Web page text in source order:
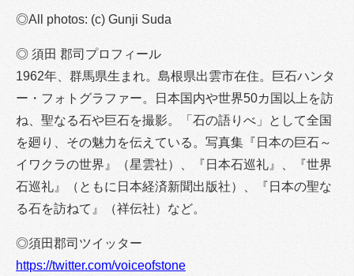
◎All photos: (c) Gunji Suda
◎ 須田 郡司プロフィール
1962年、群馬県生まれ。島根県出雲市在住。巨石ハンタ
ー・フォトグラファー。日本国内や世界50カ国以上を訪
ね、聖なる石や巨石を撮影。「石の語りべ」として全国
を廻り、その魅力を伝えている。写真集『日本の巨石～
イワクラの世界』（星雲社）、『日本石巡礼』、『世界
石巡礼』（ともに日本経済新聞出版社）、『日本の聖な
る石を訪ねて』（祥伝社）など。
◎須田郡司ツイッター
https://twitter.com/voiceofstone